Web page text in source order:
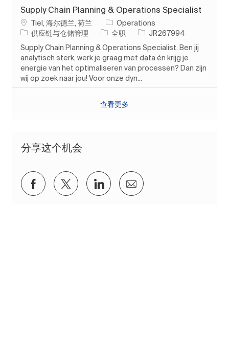
Supply Chain Planning & Operations Specialist
位置Tiel, 海尔德兰, 荷兰
Operations
类别供应链与仓储管理 工作类型
全职 作业 ID
JR267994
Supply Chain Planning & Operations Specialist. Ben jij
analytisch sterk, werk je graag met data én krijg je
energie van het optimaliseren van processen? Dan zijn
wij op zoek naar jou! Voor onze dyn...
查看更多
分享这个机会
通过Facebook分享
通过推特分享通过 LinkedIn 分享
通过电子邮件分享